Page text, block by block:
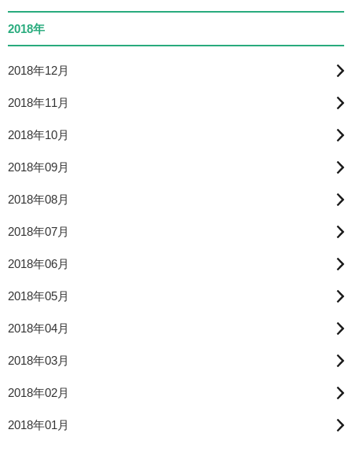
2018年
2018年12月
2018年11月
2018年10月
2018年09月
2018年08月
2018年07月
2018年06月
2018年05月
2018年04月
2018年03月
2018年02月
2018年01月